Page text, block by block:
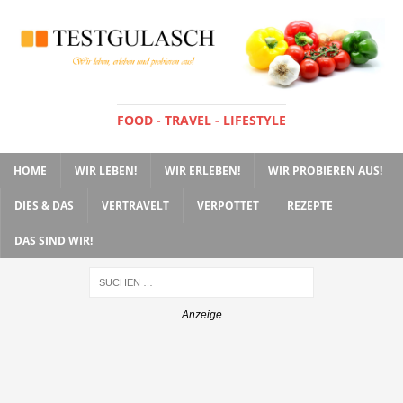
FOOD - TRAVEL - LIFESTYLE
HOME WIR LEBEN! WIR ERLEBEN! WIR PROBIEREN AUS!
DIES & DAS VERTRAVELT VERPOTTET REZEPTE
DAS SIND WIR!